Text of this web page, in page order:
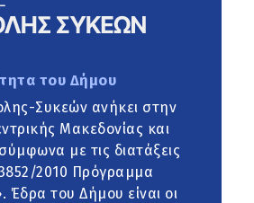
του Δήμου
Συκεών ανήκει στην
Μακεδονίας και
με τις διατάξεις
2010 Πρόγραμμα
Έδρα του Δήμου είναι οι